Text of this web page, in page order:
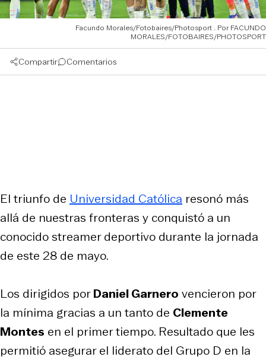
Facundo Morales/Fotobaires/Photosport
FACUNDO
MORALES/FOTOBAIRES/PHOTOSPORT
Compartir Comentarios
El triunfo de Universidad Católica resonó más
allá de nuestras fronteras y conquistó a un
conocido streamer deportivo durante la jornada
de este 28 de mayo.
Los dirigidos porDaniel Garnero vencieron por
la mínima gracias a un tanto de Clemente
Montes en el primer tiempo. Resultado que les
permitió asegurar el liderato del Grupo D en la